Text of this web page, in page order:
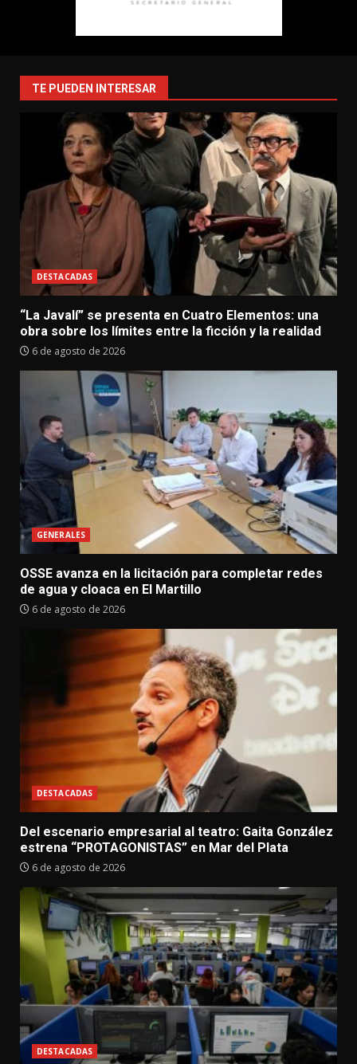
TE PUEDEN INTERESAR
DESTACADAS
“La Javalí” se presenta en Cuatro Elementos: una
obra sobre los límites entre la ficción y la realidad
6 de agosto de 2026
GENERALES
OSSE avanza en la licitación para completar redes
de agua y cloaca en El Martillo
6 de agosto de 2026
DESTACADAS
Del escenario empresarial al teatro: Gaita González
estrena “PROTAGONISTAS” en Mar del Plata
6 de agosto de 2026
DESTACADAS